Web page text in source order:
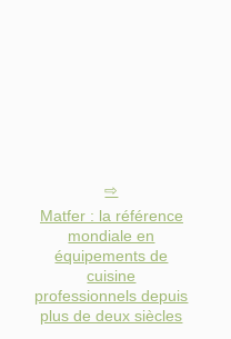
Matfer : la référence
mondiale en
équipements de
cuisine
professionnels depuis
plus de deux siècles